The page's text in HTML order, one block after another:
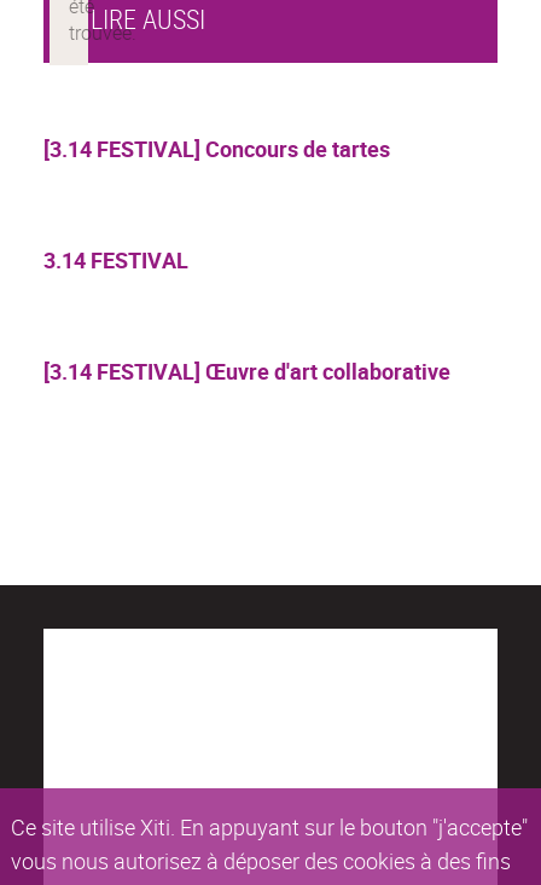
Ce site utilise Xiti. En appuyant sur le bouton "j'accepte"
vous nous autorisez à déposer des cookies à des fins
À LIRE AUSSI
[3.14 FESTIVAL] Concours de tartes
3.14 FESTIVAL
[3.14 FESTIVAL] Œuvre d'art collaborative